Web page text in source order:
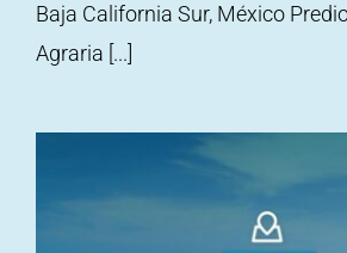
Baja California Sur, México
Agraria [...]